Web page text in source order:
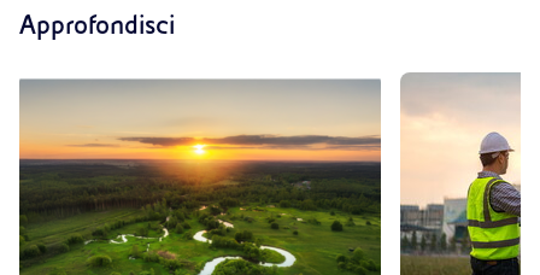
Approfondisci